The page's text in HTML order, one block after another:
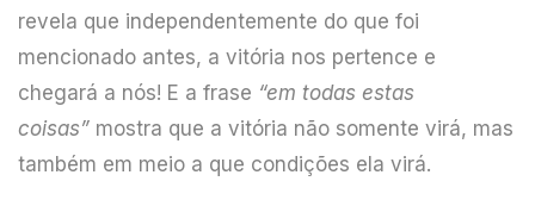
revela que independentemente do que foi
mencionado antes, a vitória nos pertence e
chegará a nós! E a frase “em todas estas
coisas” mostra que a vitória não somente virá, mas
também em meio a que condições ela virá.